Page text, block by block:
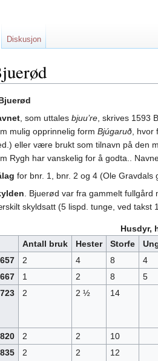
, som uttales bjuu’re, skrives 1593
mulig opprinnelig form Bjúgaruð, hvor
eller være brukt som tilnavn på den
Rygh har vanskelig for å godta..
for bnr. 1, bnr. 2 og 4 (Ole Gravdals
. Bjuerød var fra gammelt fullgård
skyldsatt (5 lispd. tunge, ved takst
Husdyr,
Antall bruk
Hester Storfe
2 4 8 4
1 2 8 5
2 2 ½ 14
2 2 10
2 2 12
Diskusjon